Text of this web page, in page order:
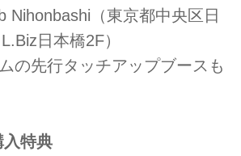
Nihonbashi（東京都中央区日
日本橋2F）
の先行タッチアップブースも
入特典